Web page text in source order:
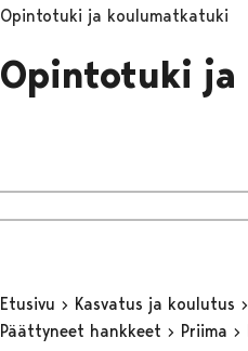
Opintotuki ja koulumatkatuki
Opintotuki ja
Etusivu Kasvatus ja koulutus
Päättyneet hankkeet
Priima